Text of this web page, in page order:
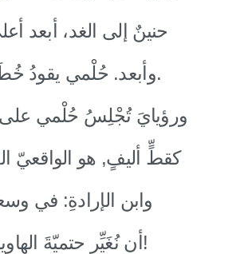
< حنينٌ إلى الغد، أبعد
وأبعد. حُلْمي يقودُ خُطَايَ.
ورؤيايَ تُجْلِسُ حُلْمي على
كقطٍّ أليفٍ, هو الواقعيّ
وابن الإرادةِ: في
أن نُغَيِّر حتميّةَ الهاوية!